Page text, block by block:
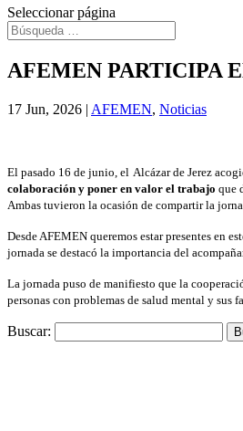
Seleccionar página
AFEMEN PARTICIPA
17 Jun, 2026 | AFEMEN, Noticias
El pasado 16 de junio, el Alcázar de Jerez
colaboración y poner en valor el trabajo que
Ambas tuvieron la ocasión de compartir la
Desde AFEMEN queremos estar presentes en
jornada se destacó la importancia del
La jornada puso de manifiesto que la
personas con problemas de salud mental y
Buscar: